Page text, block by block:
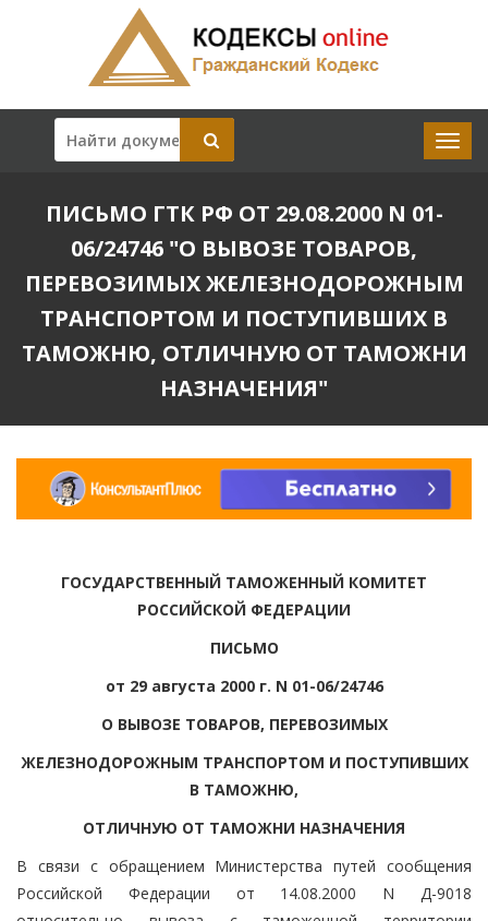
ПИСЬМО ГТК РФ ОТ 29.08.2000 N 01-
06/24746 "О ВЫВОЗЕ ТОВАРОВ,
ПЕРЕВОЗИМЫХ ЖЕЛЕЗНОДОРОЖНЫМ
ТРАНСПОРТОМ И ПОСТУПИВШИХ В
ТАМОЖНЮ, ОТЛИЧНУЮ ОТ ТАМОЖНИ
НАЗНАЧЕНИЯ"
ГОСУДАРСТВЕННЫЙ ТАМОЖЕННЫЙ КОМИТЕТ
РОССИЙСКОЙ ФЕДЕРАЦИИ
ПИСЬМО
от 29 августа 2000 г. N 01-06/24746
О ВЫВОЗЕ ТОВАРОВ, ПЕРЕВОЗИМЫХ
ЖЕЛЕЗНОДОРОЖНЫМ ТРАНСПОРТОМ И ПОСТУПИВШИХ
В ТАМОЖНЮ,
ОТЛИЧНУЮ ОТ ТАМОЖНИ НАЗНАЧЕНИЯ
В связи с обращением Министерства путей сообщения
Российской Федерации от 14.08.2000 N Д-9018